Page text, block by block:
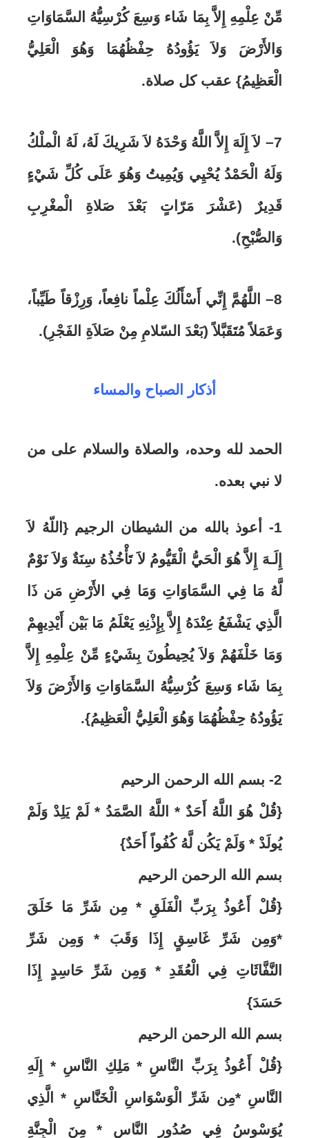
مِّنْ عِلْمِهِ إِلاَّ بِمَا شَاء وَسِعَ كُرْسِيُّهُ السَّمَاوَاتِ
وَالأَرْضَ وَلاَ يَؤُودُهُ حِفْظُهُمَا وَهُوَ الْعَلِيُّ
الْعَظِيمُ} عقب كل صلاة.
7– لاَ إِلَهَ إِلاَّ اللَّهُ وَحْدَهُ لاَ شَرِيكَ لَهُ، لَهُ الْملْكُ
وَلَهُ الْحَمْدُ يُحْيِي وَيُمِيتُ وَهُوَ عَلَى كُلِّ شَيْءٍ
قَدِيرٌ (عَشْرَ مَرّاتٍ بَعْدَ صَلاةِ الْمغْرِبِ
وَالصُّبْحِ).
8– اللَّهُمَّ إِنِّي أَسْأَلُكَ عِلْماً نافِعاً، وَرِزْقاً طَيِّباً،
وَعَمَلاً مُتَقَبَّلاً (بَعْدَ السّلامِ مِنْ صَلاَةِ الفَجْرِ).
أذكار الصباح والمساء
الحمد لله وحده، والصلاة والسلام على من
لا نبي بعده.
1- أعوذ بالله من الشيطان الرجيم {اللّهُ لاَ
إِلَـهَ إِلاَّ هُوَ الْحَيُّ الْقَيُّومُ لاَ تَأْخُذُهُ سِنَةٌ وَلاَ نَوْمٌ
لَّهُ مَا فِي السَّمَاوَاتِ وَمَا فِي الأَرْضِ مَن ذَا
الَّذِي يَشْفَعُ عِنْدَهُ إِلاَّ بِإِذْنِهِ يَعْلَمُ مَا بَيْن أَيْدِيهِمْ
وَمَا خَلْفَهُمْ وَلاَ يُحِيطُونَ بِشَيْءٍ مِّنْ عِلْمِهِ إِلاَّ
بِمَا شَاء وَسِعَ كُرْسِيُّهُ السَّمَاوَاتِ وَالأَرْضَ وَلاَ
يَؤُودُهُ حِفْظُهُمَا وَهُوَ الْعَلِيُّ الْعَظِيمُ}.
2- بسم الله الرحمن الرحيم
{قُلْ هُوَ اللَّهُ أَحَدٌ * اللَّهُ الصَّمَدُ * لَمْ يَلِدْ وَلَمْ
يُولَدْ * وَلَمْ يَكُن لَّهُ كُفُواً أَحَدٌ}
بسم الله الرحمن الرحيم
{قُلْ أَعُوذُ بِرَبِّ الْفَلَقِ * مِن شَرِّ مَا خَلَقَ
*وَمِن شَرِّ غَاسِقٍ إِذَا وَقَبَ * وَمِن شَرِّ
النَّفَّاثَاتِ فِي الْعُقَدِ * وَمِن شَرِّ حَاسِدٍ إِذَا
حَسَدَ}
بسم الله الرحمن الرحيم
{قُلْ أَعُوذُ بِرَبِّ النَّاسِ * مَلِكِ النَّاسِ * إِلَهِ
النَّاسِ *مِن شَرِّ الْوَسْوَاسِ الْخَنَّاسِ * الَّذِي
يُوَسْوِسُ فِي صُدُورِ النَّاسِ * مِنَ الْجِنَّةِ